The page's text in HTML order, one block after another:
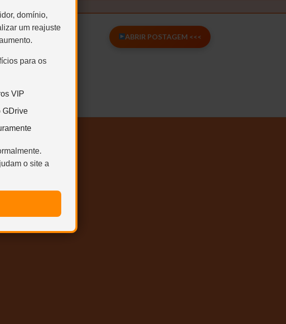
domínio,
um reajuste
para os
VIP
GDrive
o site a
ABRIR POSTAGEM <<<